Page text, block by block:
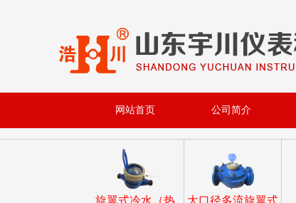
网站首页 公司简介
旋翼式冷水（热
大口径多流旋翼式